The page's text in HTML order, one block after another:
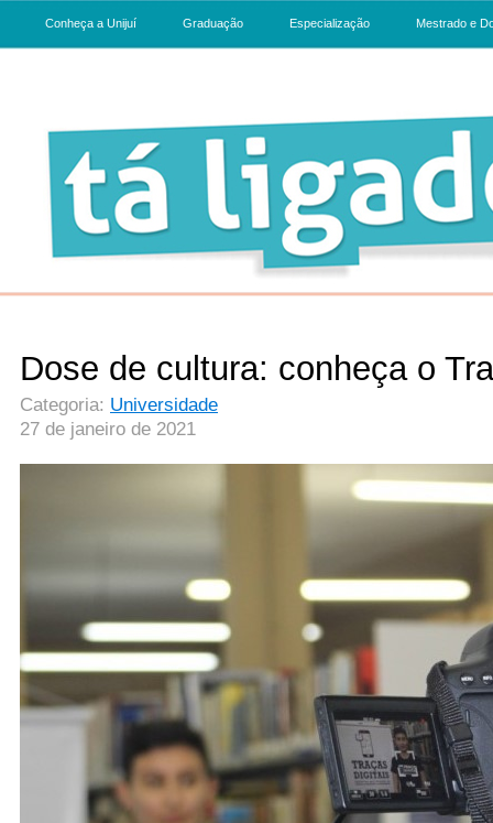
Conheça a Unijuí Graduação Especialização Mestrado e
Dose de cultura: conheça o
Categoria: Universidade
27 de janeiro de 2021